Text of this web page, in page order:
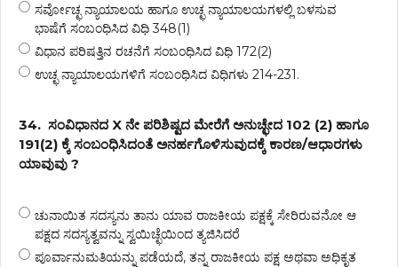
ಸರ್ವೋಚ್ಛ ನ್ಯಾಯಾಲಯ ಹಾಗೂ ಉಚ್ಛ ನ್ಯಾಯಾಲಯಗಳಲ್ಲಿ ಬಳಸುವ
ಭಾಷೆಗೆ ಸಂಬಂಧಿಸಿದ ವಿಧಿ 348(1)
ವಿಧಾನ ಪರಿಷತ್ತಿನ ರಚನೆಗೆ ಸಂಬಂಧಿಸಿದ ವಿಧಿ 172(2)
ಉಚ್ಛ ನ್ಯಾಯಾಲಯಗಳಿಗೆ ಸಂಬಂಧಿಸಿದ ವಿಧಿಗಳು 214-231.
34. ಸಂವಿಧಾನದ X ನೇ ಪರಿಶಿಷ್ಟದ ಮೇರೆಗೆ ಅನುಚ್ಛೇದ 102 (2) ಹಾಗೂ
191(2) ಕ್ಕೆ ಸಂಬಂಧಿಸಿದಂತೆ ಅನರ್ಹಗೊಳಿಸುವುದಕ್ಕೆ ಕಾರಣ/ಆಧಾರಗಳು
ಯಾವುವು ?
ಚುನಾಯಿತ ಸದಸ್ಯನು ತಾನು ಯಾವ ರಾಜಕೀಯ ಪಕ್ಷಕ್ಕೆ ಸೇರಿರುವನೋ ಆ
ಪಕ್ಷದ ಸದಸ್ಯತ್ವವನ್ನು ಸ್ವಯಿಚ್ಛೆಯಿಂದ ತ್ಯಜಿಸಿದರೆ
ಪೂರ್ವಾನುಮತಿಯನ್ನು ಪಡೆಯದೆ, ತನ್ನ ರಾಜಕೀಯ ಪಕ್ಷ ಅಥವಾ ಅಧಿಕೃತ